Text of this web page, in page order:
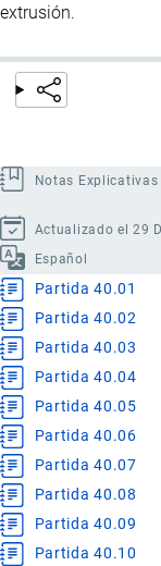
extrusión.
Notas
Actualizado el 29
Español
Partida 40.01
Partida 40.02
Partida 40.03
Partida 40.04
Partida 40.05
Partida 40.06
Partida 40.07
Partida 40.08
Partida 40.09
Partida 40.10